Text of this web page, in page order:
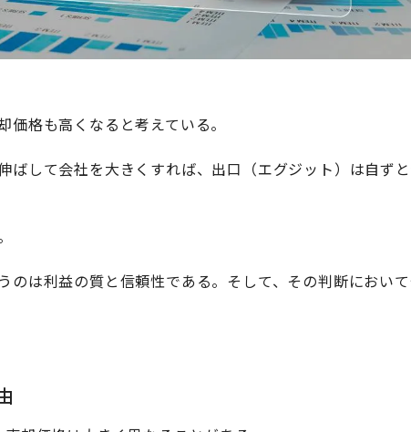
格も高くなると考えている。
ばして会社を大きくすれば、出口（エグジット）は自ず
のは利益の質と信頼性である。そして、その判断におい